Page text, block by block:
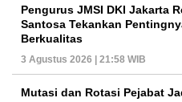
Pengurus JMSI DKI Jakarta
Santosa Tekankan
Berkualitas
3 Agustus 2026 | 21:58 WIB
Mutasi dan Rotasi Pejabat